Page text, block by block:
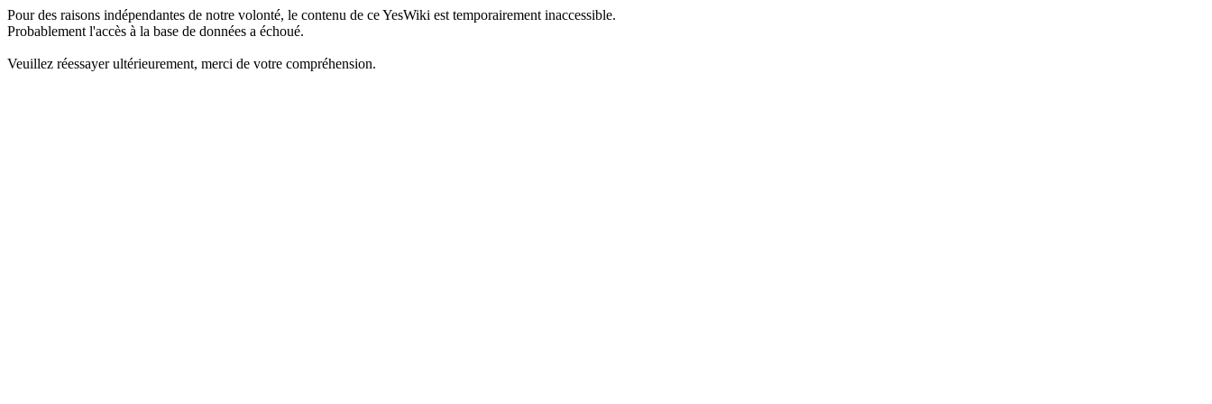
Pour des raisons indépendantes de notre volonté, le contenu de ce YesWiki est temporairement inaccessible.
Probablement l'accès à la base de données a échoué.
Veuillez réessayer ultérieurement, merci de votre compréhension.